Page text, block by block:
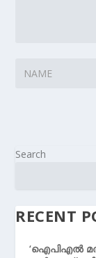
Search
RECENT
‘ഐപിഎൽ